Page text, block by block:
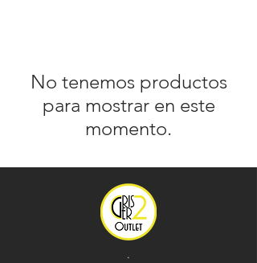
No tenemos productos
para mostrar en este
momento.
.